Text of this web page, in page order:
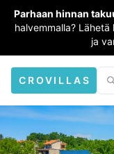
Parhaan hinnan
halvemmalla?
ja
CROVILLAS